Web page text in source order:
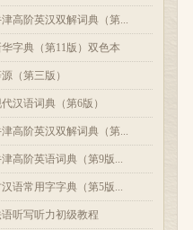
高阶英汉双解词典（第...
华字典（第11版）双色本
（第三版）
汉语词典（第6版）
高阶英汉双解词典（第...
高阶英语词典（第9版...
语常用字字典（第5版...
听写听力初级教程